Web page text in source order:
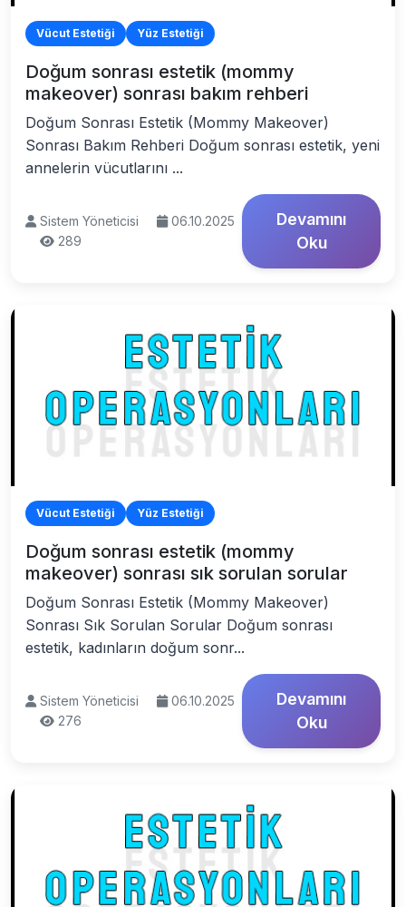
Vücut Estetiği Yüz Estetiği
Doğum sonrası estetik (mommy
makeover) sonrası bakım rehberi
Doğum Sonrası Estetik (Mommy Makeover)
Sonrası Bakım Rehberi Doğum sonrası estetik, yeni
annelerin vücutlarını ...
Sistem Yöneticisi
06.10.2025
289
Devamını
Oku
Vücut Estetiği Yüz Estetiği
Doğum sonrası estetik (mommy
makeover) sonrası sık sorulan sorular
Doğum Sonrası Estetik (Mommy Makeover)
Sonrası Sık Sorulan Sorular Doğum sonrası
estetik, kadınların doğum sonr...
Sistem Yöneticisi
06.10.2025
276
Devamını
Oku